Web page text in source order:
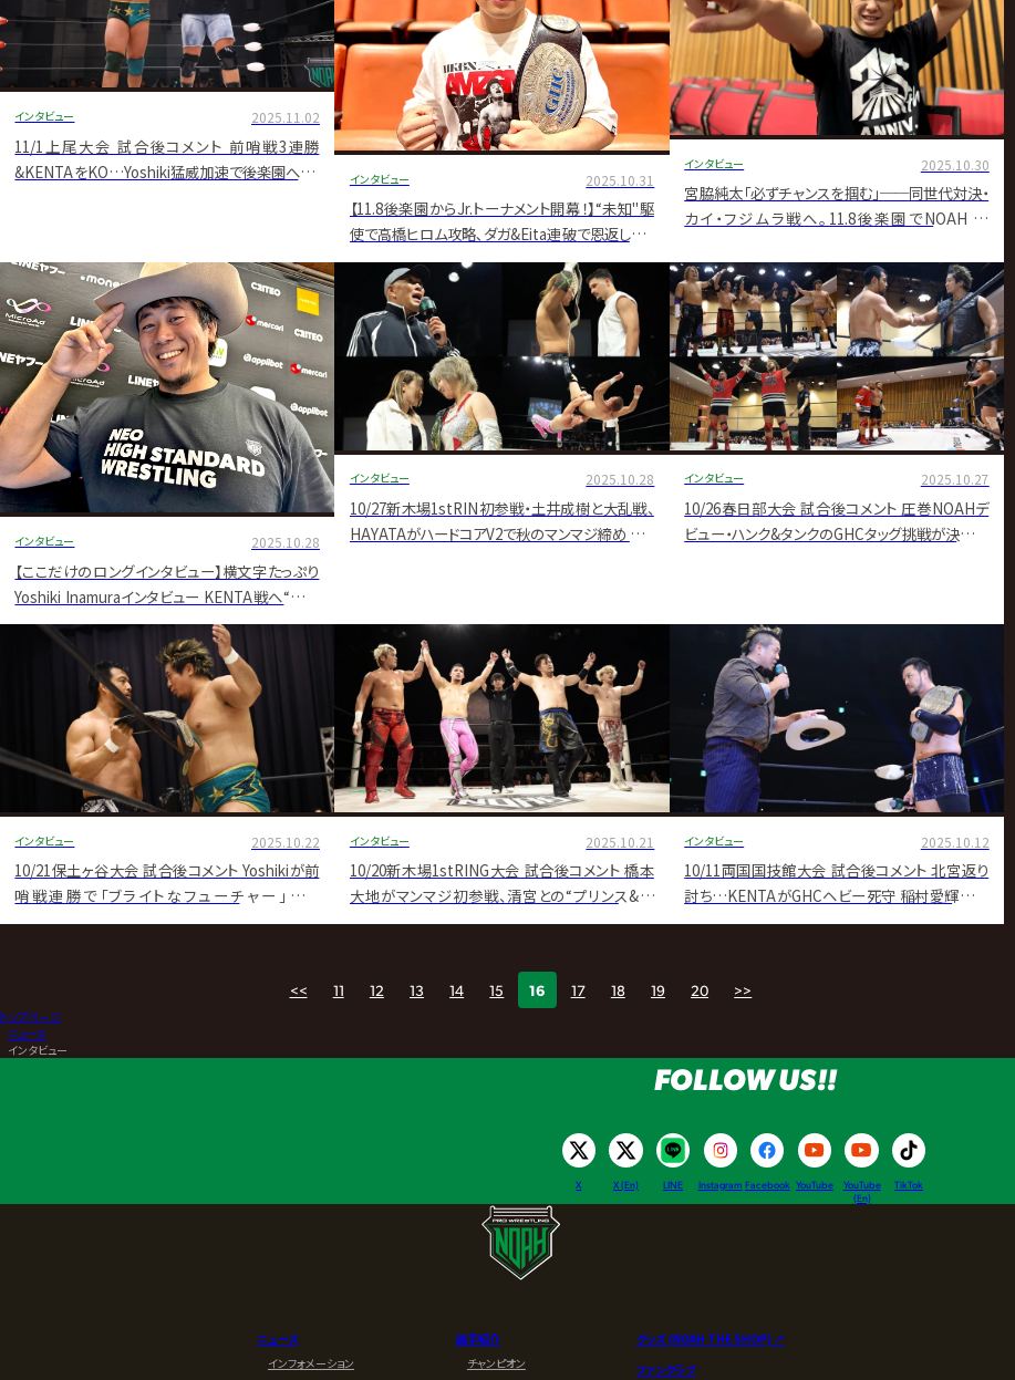
公
式
サ
イ
ト
インタビュー 2025.11.02
11/1上尾大会 試合後コメント 前哨戦3連勝
&KENTAをKO…Yoshiki猛威加速で後楽園へ「ミ
インタビュー 2025.10.31
【11.8後楽園からJr.トーナメント開幕！】“未知"駆
使で高橋ヒロム攻略､ダガ&Eita連破で恩返しVの
青写真も ジュニアGPへ小田嶋大樹インタビュー
インタビュー 2025.10.30
宮脇純太「必ずチャンスを掴む」──同世代対決・
カイ・フジムラ戦へ。11.8後楽園でNOAH Jr.
インタビュー 2025.10.28
【ここだけのロングインタビュー】横文字たっぷり
Yoshiki Inamuraインタビュー KENTA戦へ“感謝
の完全粉砕"宣言 OZAWA､清宮にも言及【11.8
後楽園ホール】
インタビュー 2025.10.28
10/27新木場1stRIN初参戦・土井成樹と大乱戦、
HAYATAがハードコアV2で秋のマンマジ締め タイ
インタビュー 2025.10.27
10/26春日部大会 試合後コメント 圧巻NOAHデ
ビュー・ハンク&タンクのGHCタッグ挑戦が決定的
インタビュー 2025.10.22
10/21保土ヶ谷大会 試合後コメント Yoshikiが前
哨戦連勝で「ブライトなフューチャー」公約
KENTAも「吹き替え口調」で応戦
インタビュー 2025.10.21
10/20新木場1stRING大会 試合後コメント 橋本
大地がマンマジ初参戦、清宮との“プリンス&王
子”コンビ実現 拳王と猛烈“蹴撃”戦
インタビュー 2025.10.12
10/11両国国技館大会 試合後コメント 北宮返り
討ち…KENTAがGHCヘビー死守 稲村愛輝改め
「Yoshiki Inamura」と激突へ
<< 11 12 13 14 15 16 17 18 19 20 >>
トップページ
ニュース
インタビュー
FOLLOW US!!
X X (En) LINE Instagram Facebook YouTube
YouTube
(En)
TikTok
ニュース
インフォメーション
選手紹介
チャンピオン
グッズ (NOAH THE SHOP) ↗︎
ファンクラブ